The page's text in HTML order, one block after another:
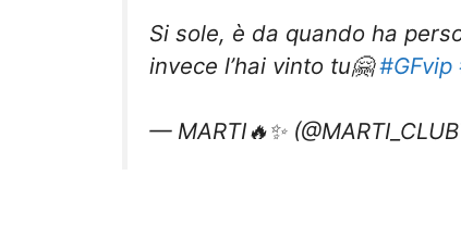
Si sole, è da quando ha
invece l’hai vinto tu🤗#GFvip
— MARTI🔥✨